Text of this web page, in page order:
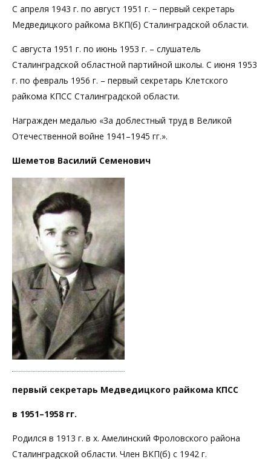
С апреля 1943 г. по август 1951 г. − первый секретарь
Медведицкого райкома ВКП(б) Сталинградской области.
С августа 1951 г. по июнь 1953 г. – слушатель
Сталинградской областной партийной школы. С июня 1953
г. по февраль 1956 г. – первый секретарь Клетского
райкома КПСС Сталинградской области.
Награжден медалью «За доблестный труд в Великой
Отечественной войне 1941–1945 гг.».
Шеметов Василий Семенович
первый секретарь Медведицкого райкома КПСС
в 1951–1958 гг.
Родился в 1913 г. в х. Амелинский Фроловского района
Сталинградской области. Член ВКП(б) с 1942 г.